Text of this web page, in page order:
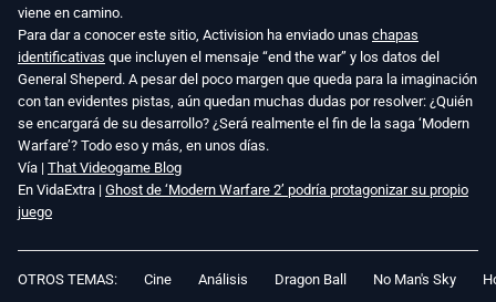
viene en camino.
Para dar a conocer este sitio, Activision ha enviado unas chapas
identificativas que incluyen el mensaje “end the war” y los datos del
General Sheperd. A pesar del poco margen que queda para la imaginación
con tan evidentes pistas, aún quedan muchas dudas por resolver: ¿Quién
se encargará de su desarrollo? ¿Será realmente el fin de la saga ‘Modern
Warfare’? Todo eso y más, en unos días.
Vía | That Videogame Blog
En VidaExtra | Ghost de ‘Modern Warfare 2’ podría protagonizar su propio
juego
OTROS TEMAS: Cine Análisis Dragon Ball No Man's Sky